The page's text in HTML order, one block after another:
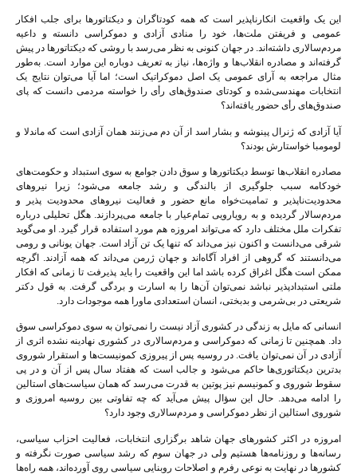
این یک واقعیت انکارناپذیر است که همه کودتاگران و دیکتاتورها برای جلب افکار
عمومی و فریفتن ملت‌ها، خود را منادی آزادی و دموکراسی دانسته و داعیه
مردم‌سالاری داشته‌اند. در جهان کنونی به نظر می‌رسد با روشی که دیکتاتورها در پیش
گرفته‌اند و مصادره انقلاب‌ها و واژه‌ها، نیاز به تعریف دوباره این موارد است. به‌طور
مثال مراجعه به آرای عمومی یک اصل دموکراتیک است؛ اما آیا می‌توان نتایج یک
انتخابات مهندسی‌شده و کودتای صندوق‌های رأی را خواسته مردمی دانست که پای
صندوق‌های رأی حضور یافته‌اند؟
آیا آزادی که ژنرال پینوشه و بشار اسد از آن دم می‌زنند همان آزادی است که ماندلا و
لومومبا خواستارش بودند؟
مصادره انقلاب‌ها توسط دیکتاتورها و سوق دادن جوامع به سوی استبداد و حکومت‌های
خودکامه سبب جلوگیری از بالندگی و رشد جامعه می‌شود؛ زیرا نیروهای
محدودیت‌ناپذیر و تمامیت‌خواه مانع حضور و فعالیت نیروهای محدودیت پذیر و
مردم‌سالار گردیده و به رویارویی تمام‌عیار با جامعه می‌پردازند. هگل تحلیلی درباره
تفکرات ملل مختلف دارد که می‌تواند امروزه هم مورد استفاده قرار گیرد. او می‌گوید
شرقی می‌دانست و اکنون نیز می‌داند که تنها یک تن آزاد است. جهان یونانی و رومی
می‌دانستند که گروهی از افراد آگاه‌اند و جهان ژرمن می‌داند که همه آزادند. اگرچه
ممکن است هگل اغراق کرده باشد اما این واقعیت را باید پذیرفت تا زمانی که افکار
ملتی استبدادپذیر نباشد نمی‌توان آن‌ها را به اسارت و بردگی گرفت. به قول دکتر
شریعتی در بی‌شرمی و بدبختی، انسان استعدادی ماورا همه موجودات دارد.
انسانی که مایل به زندگی در کشوری آزاد نیست را نمی‌توان به سوی دموکراسی سوق
داد. همچنین تا زمانی که دموکراسی و مردم‌سالاری در کشوری نهادینه نشده اثری از
آزادی در آن نمی‌توان یافت. در روسیه پس از پیروزی کمونیست‌ها و استقرار شوروی
بدترین دیکتاتوری‌ها حاکم می‌شود و جالب است که هفتاد سال پس از آن و در پی
سقوط شوروی و کمونیسم نیز پوتین به قدرت می‌رسد که همان سیاست‌های استالین
را ادامه می‌دهد. حال این سؤال پیش می‌آید که چه تفاوتی بین روسیه امروزی و
شوروی استالین از نظر دموکراسی و مردم‌سالاری وجود دارد؟
امروزه در اکثر کشورهای جهان شاهد برگزاری انتخابات، فعالیت احزاب سیاسی،
رسانه‌ها و روزنامه‌ها هستیم ولی در جهان سوم که رشد سیاسی صورت نگرفته و
کشورها در نهایت به نوعی رفرم و اصلاحات روبنایی سیاسی روی آورده‌اند، همه راه‌ها